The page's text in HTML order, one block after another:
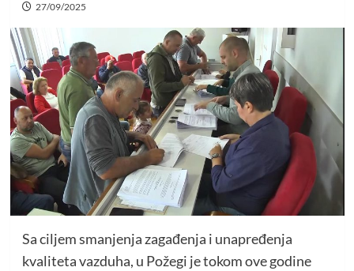
27/09/2025
Sa ciljem smanjenja zagađenja i unapređenja
kvaliteta vazduha, u Požegi je tokom ove godine